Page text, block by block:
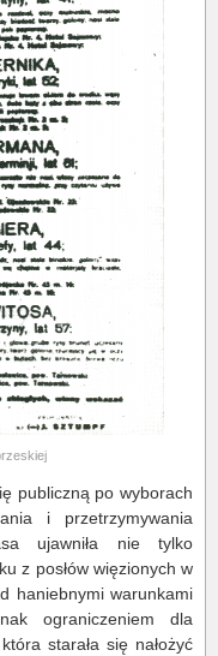
publiczną po wyborach
i przetrzymywania
ujawniła nie tylko
z posłów więzionych w
haniebnymi warunkami
ograniczeniem dla
starała się nałożyć